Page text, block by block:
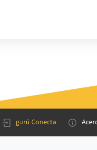
gurú Conecta